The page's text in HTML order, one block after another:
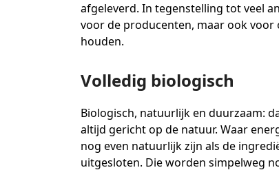
afgeleverd. In tegenstelling tot veel
voor de producenten, maar ook voor
houden.
Volledig biologisch
Biologisch, natuurlijk en duurzaam:
altijd gericht op de natuur. Waar
nog even natuurlijk zijn als de
uitgesloten. Die worden simpelweg